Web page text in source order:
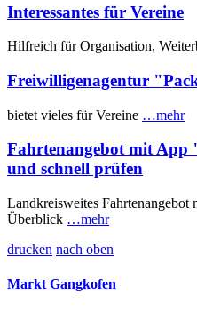
Interessantes für Vereine
Hilfreich für Organisation,
Freiwilligenagentur
bietet vieles für Vereine …mehr
Fahrtenangebot mit
und schnell prüfen
Landkreisweites
Überblick …mehr
drucken nach oben
Markt Gangkofen